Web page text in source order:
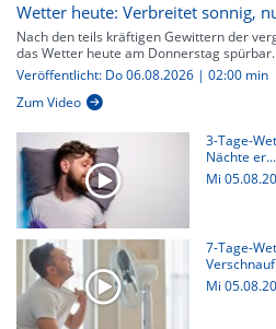
Wetter heute: Verbreitet sonnig,
Nach den teils kräftigen Gewittern der
das Wetter heute am Donnerstag
Veröffentlicht: Do 06.08.2026 | 02:00 min
Zum Video
3-Tage-
Nächte er...
Mi
7-Tage-
Mi